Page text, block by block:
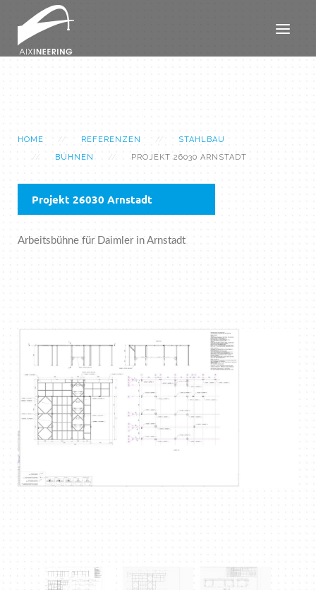
HOME REFERENZEN
STAHLBAU
BÜHNEN
PROJEKT 26030 ARNSTADT
Projekt 26030 Arnstadt
Arbeitsbühne für Daimler in Arnstadt